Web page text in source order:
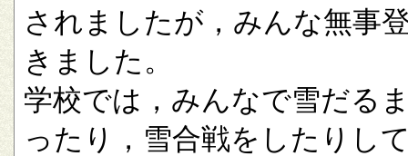
されましたが，みんな無事
きました。
学校では，みんなで雪だる
ったり，雪合戦をしたりし